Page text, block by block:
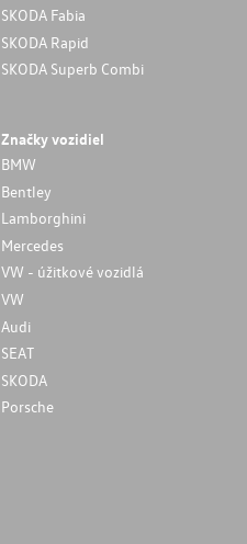
SKODA Fabia
SKODA Rapid
SKODA Superb Combi
Značky vozidiel
BMW
Bentley
Lamborghini
Mercedes
VW - úžitkové vozidlá
VW
Audi
SEAT
SKODA
Porsche